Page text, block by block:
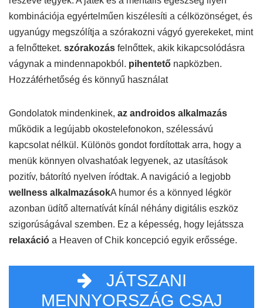
kombinációja egyértelműen kiszélesíti a célközönséget, és
ugyanúgy megszólítja a szórakozni vágyó gyerekeket, mint
a felnőtteket. szórakozás felnőttek, akik kikapcsolódásra
vágynak a mindennapokból. pihentető napközben.
Hozzáférhetőség és könnyű használat
Gondolatok mindenkinek, az androidos alkalmazás
működik a legújabb okostelefonokon, szélessávú
kapcsolat nélkül. Különös gondot fordítottak arra, hogy a
menük könnyen olvashatóak legyenek, az utasítások
pozitív, bátorító nyelven íródtak. A navigáció a legjobb
wellness alkalmazásokA humor és a könnyed légkör
azonban üdítő alternatívát kínál néhány digitális eszköz
szigorúságával szemben. Ez a képesség, hogy lejátssza
relaxáció a Heaven of Chik koncepció egyik erőssége.
JÁTSZANI
MENNYORSZÁG CSAJ